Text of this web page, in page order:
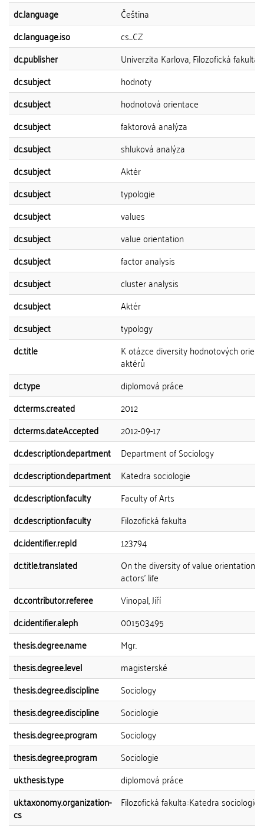
dc.language
Čeština
dc.language.iso
cs_CZ
dc.publisher
Univerzita Karlova, Filozofická fakulta
dc.subject
hodnoty
dc.subject
hodnotová orientace
dc.subject
faktorová analýza
dc.subject
shluková analýza
dc.subject
Aktér
dc.subject
typologie
dc.subject
values
dc.subject
value orientation
dc.subject
factor analysis
dc.subject
cluster analysis
dc.subject
Aktér
dc.subject
typology
dc.title
K otázce diversity hodnotových
aktérů
dc.type
diplomová práce
dcterms.created
2012
dcterms.dateAccepted
2012-09-17
dc.description.department
Department of Sociology
dc.description.department
Katedra sociologie
dc.description.faculty
Faculty of Arts
dc.description.faculty
Filozofická fakulta
dc.identifier.repId
123794
dc.title.translated
On the diversity of value orientations
actors' life
dc.contributor.referee
Vinopal, Jiří
dc.identifier.aleph
001503495
thesis.degree.name
Mgr.
thesis.degree.level
magisterské
thesis.degree.discipline
Sociology
thesis.degree.discipline
Sociologie
thesis.degree.program
Sociology
thesis.degree.program
Sociologie
uk.thesis.type
diplomová práce
uk.taxonomy.organization-
cs
Filozofická fakulta::Katedra sociologie